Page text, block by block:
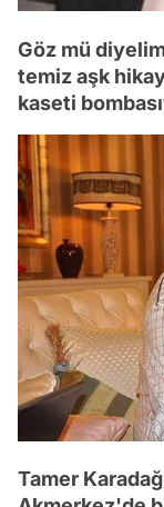
Göz mü
temiz aşk
kaseti
Tamer